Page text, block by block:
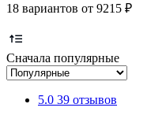
18 вариантов от 9215 ₽
Сначала популярные
5.0 39 отзывов